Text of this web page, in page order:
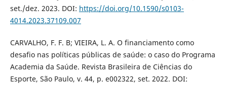
set./dez. 2023. DOI: https://doi.org/10.1590/s0103-
4014.2023.37109.007
CARVALHO, F. F. B; VIEIRA, L. A. O financiamento como
desafio nas políticas públicas de saúde: o caso do Programa
Academia da Saúde. Revista Brasileira de Ciências do
Esporte, São Paulo, v. 44, p. e002322, set. 2022. DOI: